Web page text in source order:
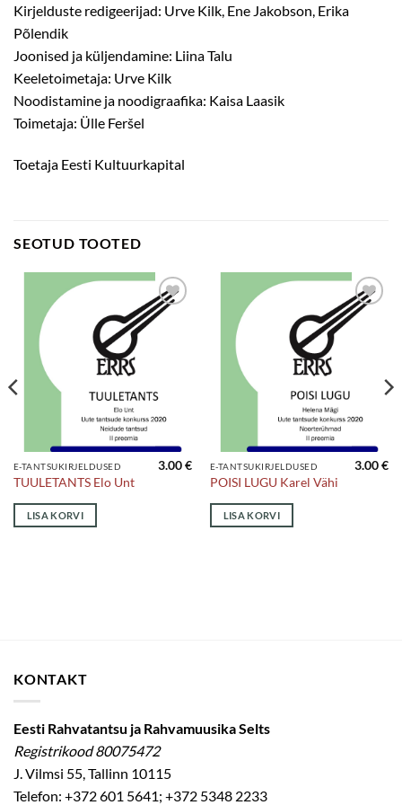
Kirjelduste redigeerijad: Urve Kilk, Ene Jakobson, Erika
Põlendik
Joonised ja küljendamine: Liina Talu
Keeletoimetaja: Urve Kilk
Noodistamine ja noodigraafika: Kaisa Laasik
Toimetaja: Ülle Feršel
Toetaja Eesti Kultuurkapital
SEOTUD TOOTED
Add to
E-TANTSUKIRJELDUSED
TUULETANTS Elo Unt
3.00€
LISA KORVI
Add to
E-TANTSUKIRJELDUSED
POISI LUGU Karel Vähi
3.00€
LISA KORVI
KONTAKT
Eesti Rahvatantsu ja Rahvamuusika Selts
Registrikood 80075472
J. Vilmsi 55, Tallinn 10115
Telefon: +372 601 5641; +372 5348 2233